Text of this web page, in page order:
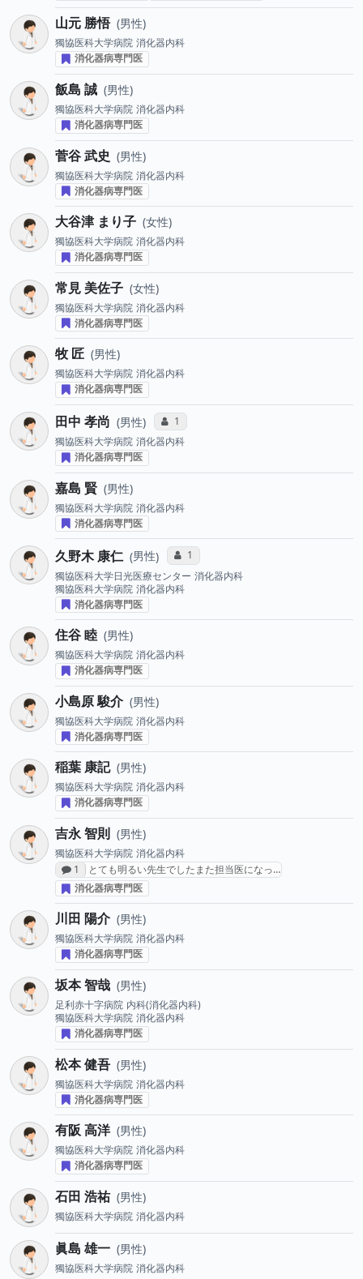
山元 勝悟 男性
獨協医科大学病院 消化器内科
消化器病専門医
飯島 誠 男性
獨協医科大学病院 消化器内科
消化器病専門医
菅谷 武史 男性
獨協医科大学病院 消化器内科
消化器病専門医
大谷津 まり子 女性
獨協医科大学病院 消化器内科
消化器病専門医
常見 美佐子 女性
獨協医科大学病院 消化器内科
消化器病専門医
牧 匠 男性
獨協医科大学病院 消化器内科
消化器病専門医
田中 孝尚 男性 コミュニケーション・タイプ投票数
1
獨協医科大学病院 消化器内科
消化器病専門医
嘉島 賢 男性
獨協医科大学病院 消化器内科
消化器病専門医
久野木 康仁 男性 コミュニケーション・タイプ投票数
1
獨協医科大学日光医療センター 消化器内科
獨協医科大学病院 消化器内科
消化器病専門医
住谷 睦 男性
獨協医科大学病院 消化器内科
消化器病専門医
小島原 駿介 男性
獨協医科大学病院 消化器内科
消化器病専門医
稲葉 康記 男性
獨協医科大学病院 消化器内科
消化器病専門医
吉永 智則 男性
獨協医科大学病院 消化器内科
感想投稿数
1
とても明るい先生でしたまた担当医になっ…
消化器病専門医
川田 陽介 男性
獨協医科大学病院 消化器内科
消化器病専門医
坂本 智哉 男性
足利赤十字病院 内科(消化器内科)
獨協医科大学病院 消化器内科
消化器病専門医
松本 健吾 男性
獨協医科大学病院 消化器内科
消化器病専門医
有阪 高洋 男性
獨協医科大学病院 消化器内科
消化器病専門医
石田 浩祐 男性
獨協医科大学病院 消化器内科
眞島 雄一 男性
獨協医科大学病院 消化器内科